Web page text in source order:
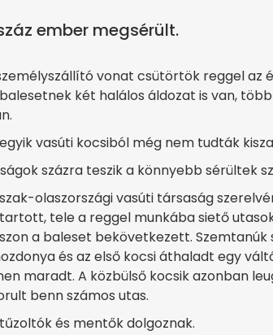
ember megsérült.
vonat csütörtök reggel az
két halálos áldozat is van,
vasúti kocsiból még nem tudták
százra teszik a könnyebb sérültek
olaszországi vasúti társaság
tele a reggel munkába siető
a baleset bekövetkezett.
és az első kocsi áthaladt egy
maradt. A közbülső kocsik azonban
benn számos utas.
és mentők dolgoznak.